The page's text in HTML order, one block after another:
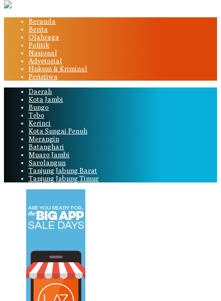
Beranda
Berita
Olahraga
Politik
Nasional
Advetorial
Hukum & Kriminal
Peristiwa
Daerah
Kota Jambi
Bungo
Tebo
Kerinci
Kota Sungai Penuh
Merangin
Batanghari
Muaro Jambi
Sarolangun
Tanjung Jabung Barat
Tanjung Jabung Timur